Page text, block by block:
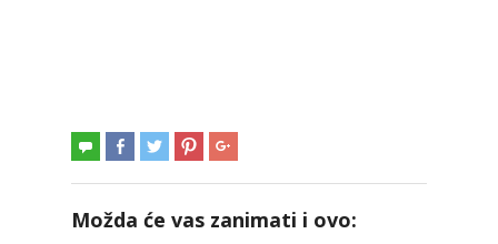
Možda će vas zanimati i ovo: